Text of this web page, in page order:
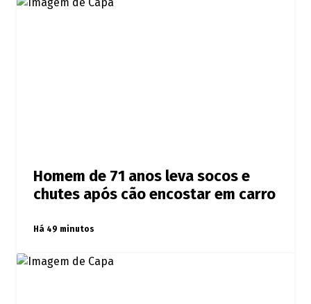
Homem de 71 anos leva socos e
chutes após cão encostar em carro
Há 49 minutos